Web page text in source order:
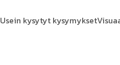
Usein kysytyt kysymykset